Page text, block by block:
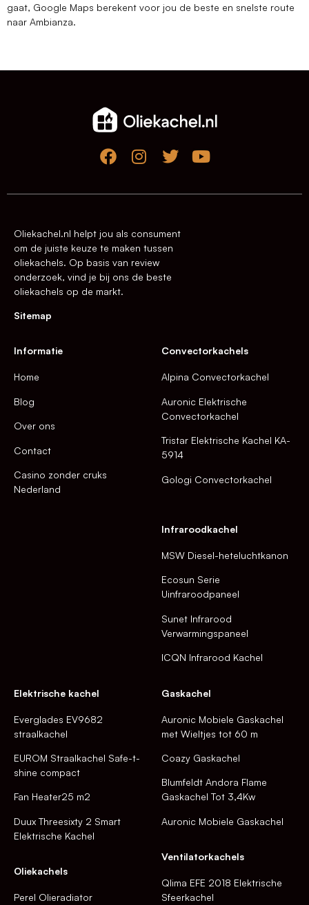
gaat, Google Maps berekent voor jou de beste en snelste route
naar Ambianza.
Oliekachel.nl helpt jou als consument
om de juiste keuze te maken tussen
oliekachels. Op basis van review
onderzoek, vind je bij ons de beste
oliekachels op de markt.
Sitemap
Informatie
Home
Blog
Over ons
Contact
Casino zonder cruks
Nederland
Convectorkachels
Alpina Convectorkachel
Auronic Elektrische
Convectorkachel
Tristar Elektrische Kachel KA-
5914
Gologi Convectorkachel
Infraroodkachel
MSW Diesel-heteluchtkanon
Ecosun Serie
Uinfraroodpaneel
Sunet Infrarood
Verwarmingspaneel
ICQN Infrarood Kachel
Elektrische kachel
Everglades EV9682
straalkachel
EUROM Straalkachel Safe-t-
shine compact
Fan Heater25 m2
Duux Threesixty 2 Smart
Elektrische Kachel
Oliekachels
Perel Olieradiator
Gaskachel
Auronic Mobiele Gaskachel
met Wieltjes tot 60 m
Coazy Gaskachel
Blumfeldt Andora Flame
Gaskachel Tot 3,4Kw
Auronic Mobiele Gaskachel
Ventilatorkachels
Qlima EFE 2018 Elektrische
Sfeerkachel